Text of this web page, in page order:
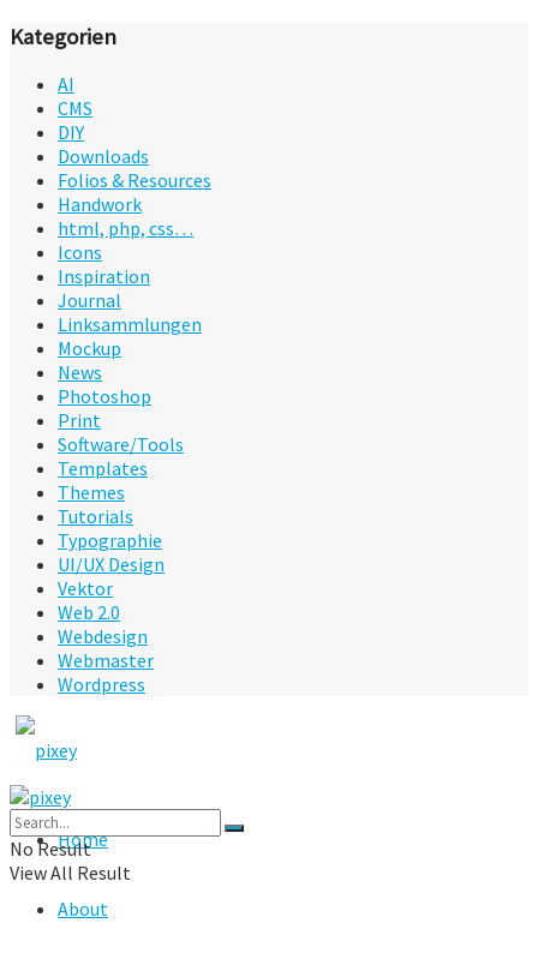
Kategorien
AI
CMS
DIY
Downloads
Folios & Resources
Handwork
html, php, css…
Icons
Inspiration
Journal
Linksammlungen
Mockup
News
Photoshop
Print
Software/Tools
Templates
Themes
Tutorials
Typographie
UI/UX Design
Vektor
Web 2.0
Webdesign
Webmaster
Wordpress
Home
About
No Result
View All Result